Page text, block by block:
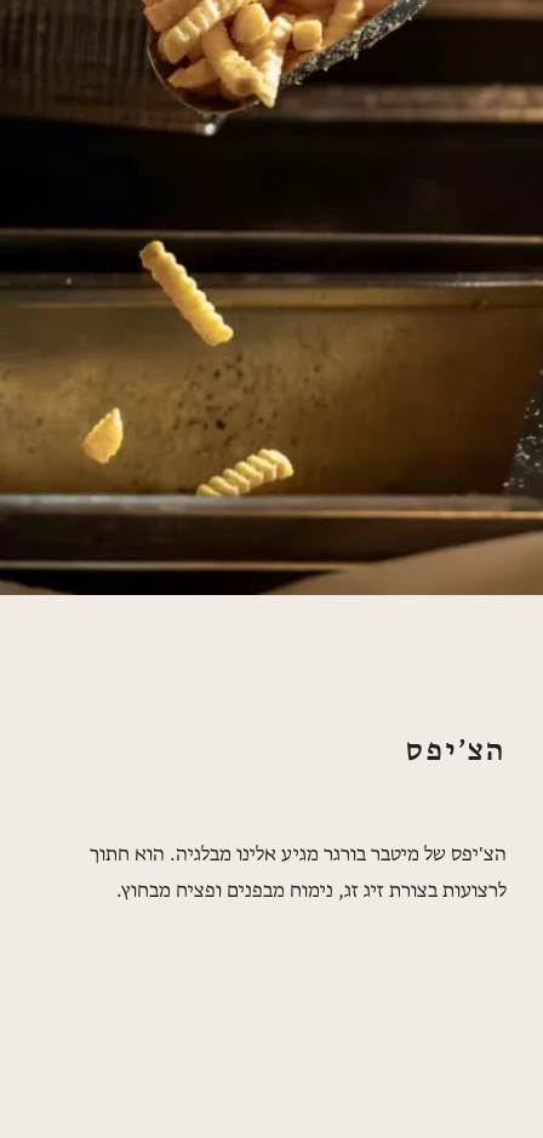
הצ׳יפס
הצ'יפס של מיטבר בורגר מגיע אלינו מבלגיה. הוא חתוך
לרצועות בצורת זיג זג, נימוח מבפנים ופציח מבחוץ.